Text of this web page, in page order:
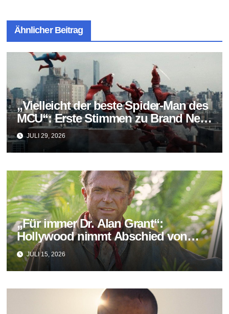
Ähnlicher Beitrag
„Vielleicht der beste Spider-Man des
MCU“: Erste Stimmen zu Brand New
Day fallen überraschend positiv aus
JULI 29, 2026
„Für immer Dr. Alan Grant“:
Hollywood nimmt Abschied von
Sam Neill
JULI 15, 2026